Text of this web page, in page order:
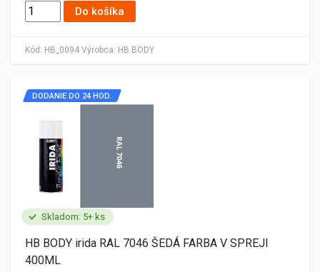
Kód: HB_0094 Výrobca: HB BODY
Do košíka
Skladom: 5+ ks
DODANIE DO 24 HOD.
HB BODY irida RAL 7046 ŠEDÁ FARBA V SPREJI
400ML